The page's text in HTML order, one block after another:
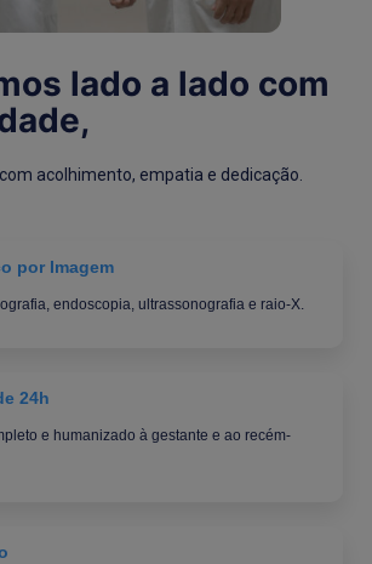
lado a lado com
acolhimento, empatia e dedicação.
por Imagem
endoscopia, ultrassonografia e raio-X.
24h
e humanizado à gestante e ao recém-